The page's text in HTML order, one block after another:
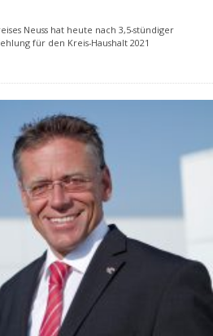
Neuss hat heute nach 3,5-stündiger
für den Kreis-Haushalt 2021